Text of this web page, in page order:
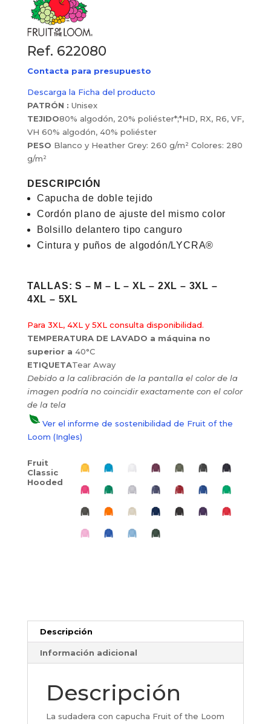
Ref. 622080
Contacta para presupuesto
Descarga la Ficha del producto
PATRÓN : Unisex
TEJIDO80% algodón, 20% poliéster*;*HD, RX, R6, VF,
VH 60% algodón, 40% poliéster
PESO Blanco y Heather Grey: 260 g/m² Colores: 280
g/m²
DESCRIPCIÓN
Capucha de doble tejido
Cordón plano de ajuste del mismo color
Bolsillo delantero tipo canguro
Cintura y puños de algodón/LYCRA®
TALLAS:S – M – L – XL – 2XL – 3XL –
4XL – 5XL
Para 3XL, 4XL y 5XL consulta disponibilidad.
TEMPERATURA DE LAVADO a máquina no
superior a 40°C
ETIQUETATear Away
Debido a la calibración de la pantalla el color de la
imagen podría no coincidir exactamente con el color
de la tela
Ver el informe de sostenibilidad de Fruit of the
Loom (Ingles)
Fruit
Classic
Hooded
Descripción
Información adicional
Descripción
La sudadera con capucha Fruit of the Loom